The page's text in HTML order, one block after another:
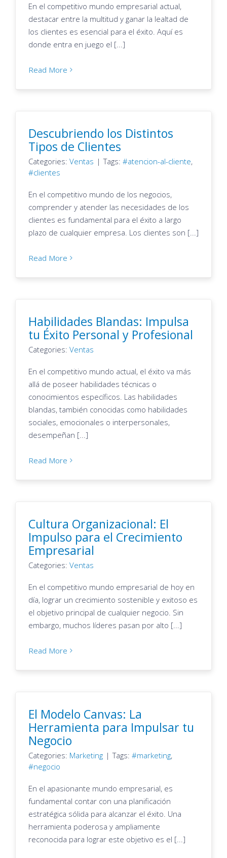
En el competitivo mundo empresarial actual,
destacar entre la multitud y ganar la lealtad de
los clientes es esencial para el éxito. Aquí es
donde entra en juego el [...]
Read More
Descubriendo los Distintos
Tipos de Clientes
Categories: Ventas | Tags: atencion-al-cliente,
clientes
En el competitivo mundo de los negocios,
comprender y atender las necesidades de los
clientes es fundamental para el éxito a largo
plazo de cualquier empresa. Los clientes son [...]
Read More
Habilidades Blandas: Impulsa
tu Éxito Personal y Profesional
Categories: Ventas
En el competitivo mundo actual, el éxito va más
allá de poseer habilidades técnicas o
conocimientos específicos. Las habilidades
blandas, también conocidas como habilidades
sociales, emocionales o interpersonales,
desempeñan [...]
Read More
Cultura Organizacional: El
Impulso para el Crecimiento
Empresarial
Categories: Ventas
En el competitivo mundo empresarial de hoy en
día, lograr un crecimiento sostenible y exitoso es
el objetivo principal de cualquier negocio. Sin
embargo, muchos líderes pasan por alto [...]
Read More
El Modelo Canvas: La
Herramienta para Impulsar tu
Negocio
Categories: Marketing | Tags: marketing,
negocio
En el apasionante mundo empresarial, es
fundamental contar con una planificación
estratégica sólida para alcanzar el éxito. Una
herramienta poderosa y ampliamente
reconocida para lograr este objetivo es el [...]